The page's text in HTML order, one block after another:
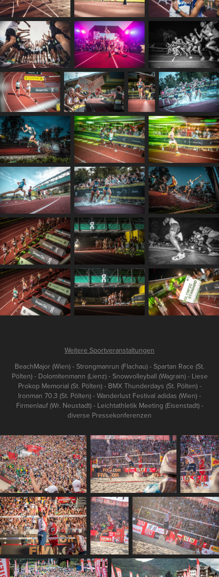
Weitere Sportveranstaltungen
BeachMajor (Wien) - Strongmanrun (Flachau) - Spartan Race (St.
Pölten) - Dolomitenmann (Lienz) - Snowvolleyball (Wagrain) - Liese
Prokop Memorial (St. Pölten) - BMX Thunderdays (St. Pölten) -
Ironman 70.3 (St. Pölten) - Wanderlust Festival adidas (Wien) -
Firmenlauf (Wr. Neustadt) - Leichtathletik Meeting (Eisenstadt) -
diverse Pressekonferenzen